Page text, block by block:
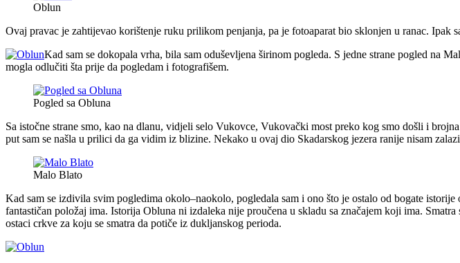
Oblun
Ovaj pravac je zahtijevao korištenje ruku prilikom penjanja, pa je fotoaparat bio sklonjen u ranac. Ipak
Kad sam se dokopala vrha, bila sam oduševljena širinom pogleda. S jedne strane pogled na
mogla odlučiti šta prije da pogledam i fotografišem.
Pogled sa Obluna
Sa istočne strane smo, kao na dlanu, vidjeli selo Vukovce, Vukovački most preko kog smo došli i
put sam se našla u prilici da ga vidim iz blizine. Nekako u ovaj dio Skadarskog jezera ranije nisam
Malo Blato
Kad sam se izdivila svim pogledima okolo–naokolo, pogledala sam i ono što je ostalo od bogate
fantastičan položaj ima. Istorija Obluna ni izdaleka nije proučena u skladu sa značajem koji ima.
ostaci crkve za koju se smatra da potiče iz dukljanskog perioda.